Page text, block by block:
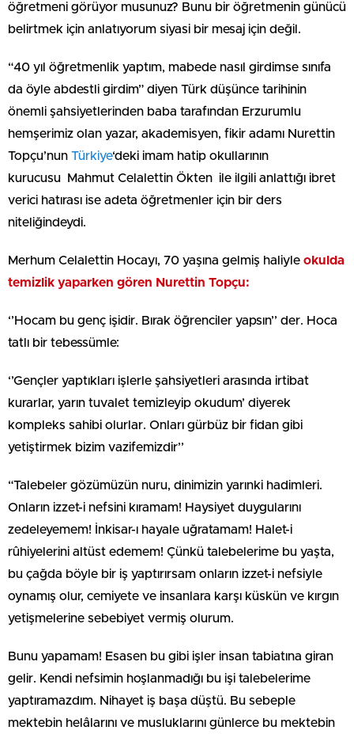
öğretmeni görüyor musunuz? Bunu bir öğretmenin günücü
belirtmek için anlatıyorum siyasi bir mesaj için değil.
“40 yıl öğretmenlik yaptım, mabede nasıl girdimse sınıfa
da öyle abdestli girdim” diyen Türk düşünce tarihinin
önemli şahsiyetlerinden baba tarafından Erzurumlu
hemşerimiz olan yazar, akademisyen, fikir adamı Nurettin
Topçu’nun Türkiye‘deki imam hatip okullarının
kurucusu Mahmut Celalettin Ökten ile ilgili anlattığı ibret
verici hatırası ise adeta öğretmenler için bir ders
niteliğindeydi.
Merhum Celalettin Hocayı, 70 yaşına gelmiş haliyle okulda
temizlik yaparken gören Nurettin Topçu:
‘’Hocam bu genç işidir. Bırak öğrenciler yapsın’’ der. Hoca
tatlı bir tebessümle:
‘’Gençler yaptıkları işlerle şahsiyetleri arasında irtibat
kurarlar, yarın tuvalet temizleyip okudum’ diyerek
kompleks sahibi olurlar. Onları gürbüz bir fidan gibi
yetiştirmek bizim vazifemizdir’’
“Talebeler gözümüzün nuru, dinimizin yarınki hadimleri.
Onların izzet-i nefsini kıramam! Haysiyet duygularını
zedeleyemem! İnkisar-ı hayale uğratamam! Halet-i
rûhiyelerini altüst edemem! Çünkü talebelerime bu yaşta,
bu çağda böyle bir iş yaptırırsam onların izzet-i nefsiyle
oynamış olur, cemiyete ve insanlara karşı küskün ve kırgın
yetişmelerine sebebiyet vermiş olurum.
Bunu yapamam! Esasen bu gibi işler insan tabiatına giran
gelir. Kendi nefsimin hoşlanmadığı bu işi talebelerime
yaptıramazdım. Nihayet iş başa düştü. Bu sebeple
mektebin helâlarını ve musluklarını günlerce bu mektebin